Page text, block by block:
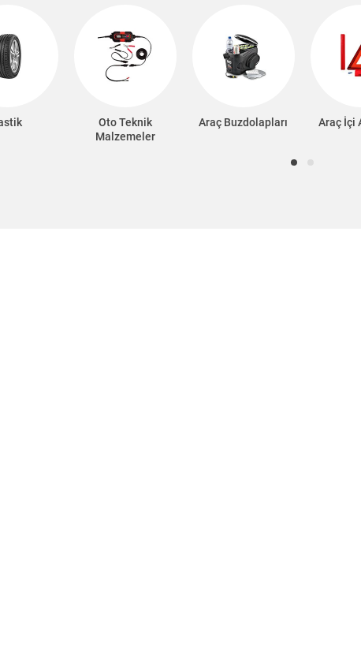
Oto Teknik
Malzemeler
Araç Buzdolapları Araç İçi